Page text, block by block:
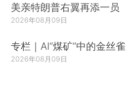
美亲特朗普右翼再添一员
2026年08月09日
专栏｜AI“煤矿”中的金丝雀
2026年08月09日